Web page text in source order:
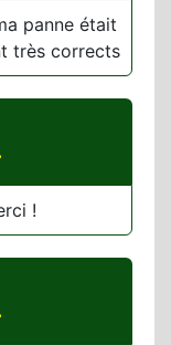
panne était
très corrects
!